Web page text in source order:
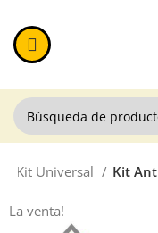
Kit Universal Kit
La venta!